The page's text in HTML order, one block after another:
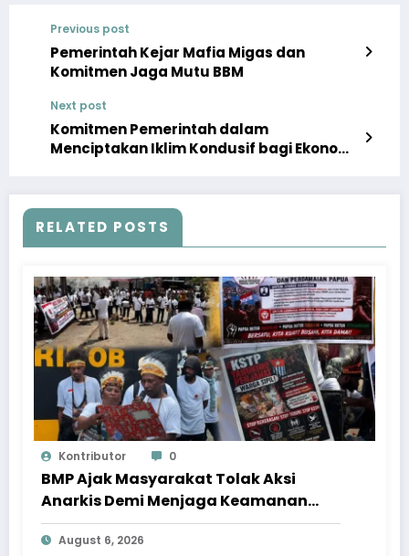
Previous post
Pemerintah Kejar Mafia Migas dan
Komitmen Jaga Mutu BBM
Next post
Komitmen Pemerintah dalam
Menciptakan Iklim Kondusif bagi Ekonomi
RELATED POSTS
Kontributor 0
BMP Ajak Masyarakat Tolak Aksi
Anarkis Demi Menjaga Keamanan
dan Pembangunan Papua
August 6, 2026